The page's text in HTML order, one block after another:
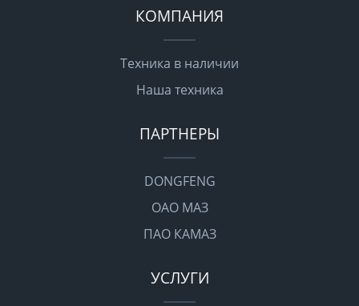
КОМПАНИЯ
Техника в наличии
Наша техника
ПАРТНЕРЫ
DONGFENG
ОАО МАЗ
ПАО КАМАЗ
УСЛУГИ